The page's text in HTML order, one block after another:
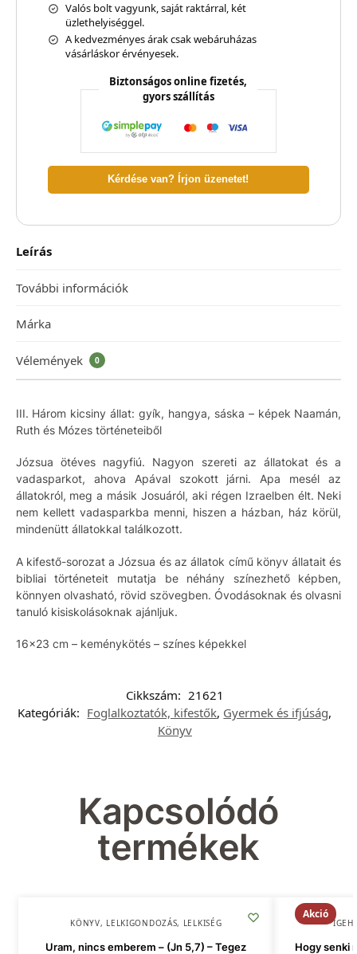
Valós bolt vagyunk, saját raktárral, két
üzlethelyiséggel.
A kedvezményes árak csak webáruházas
vásárláskor érvényesek.
Biztonságos online fizetés,
gyors szállítás
Kérdése van? Írjon üzenetet!
Leírás
További információk
Márka
Vélemények 0
III. Három kicsiny állat: gyík, hangya, sáska – képek Naamán,
Ruth és Mózes történeteiből
Józsua ötéves nagyfiú. Nagyon szereti az állatokat és a
vadasparkot, ahova Apával szokott járni. Apa mesél az
állatokról, meg a másik Josuáról, aki régen Izraelben élt. Neki
nem kellett vadasparkba menni, hiszen a házban, ház körül,
mindenütt állatokkal találkozott.
A kifestő-sorozat a Józsua és az állatok című könyv állatait és
bibliai történeteit mutatja be néhány színezhető képben,
könnyen olvasható, rövid szövegben. Óvodásoknak és olvasni
tanuló kisiskolásoknak ajánljuk.
16×23 cm – keménykötés – színes képekkel
Cikkszám: 21621
Kategóriák: Foglalkoztatók, kifestők, Gyermek és ifjúság,
Könyv
Kapcsolódó
termékek
KÖNYV, LELKIGONDOZÁS, LELKISÉG
Uram, nincs emberem – (Jn 5,7) – Tegez
Akció
Hogy senki